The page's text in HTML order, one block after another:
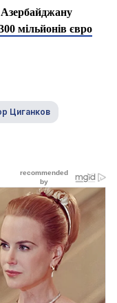
Азербайджану
мільйонів євро
Циганков